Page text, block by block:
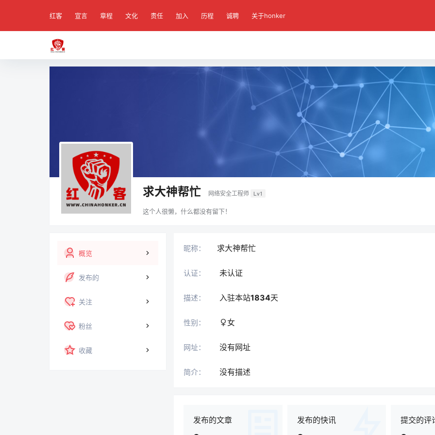
红客 宣言 章程 文化 责任 加入 历程 诚聘 关于honker
求大神帮忙 网络安全工程师 Lv1
这个人很懒，什么都没有留下！
概览
发布的
关注
粉丝
收藏
昵称： 求大神帮忙
认证： 未认证
描述： 入驻本站1834天
性别： 女
网址： 没有网址
简介： 没有描述
发布的文章 发布的快讯 提交的评